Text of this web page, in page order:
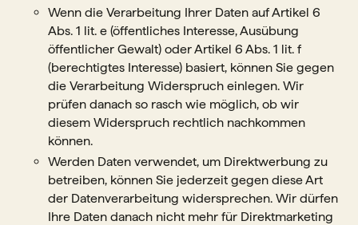
Wenn die Verarbeitung Ihrer Daten auf Artikel 6
Abs. 1 lit. e (öffentliches Interesse, Ausübung
öffentlicher Gewalt) oder Artikel 6 Abs. 1 lit. f
(berechtigtes Interesse) basiert, können Sie gegen
die Verarbeitung Widerspruch einlegen. Wir
prüfen danach so rasch wie möglich, ob wir
diesem Widerspruch rechtlich nachkommen
können.
Werden Daten verwendet, um Direktwerbung zu
betreiben, können Sie jederzeit gegen diese Art
der Datenverarbeitung widersprechen. Wir dürfen
Ihre Daten danach nicht mehr für Direktmarketing